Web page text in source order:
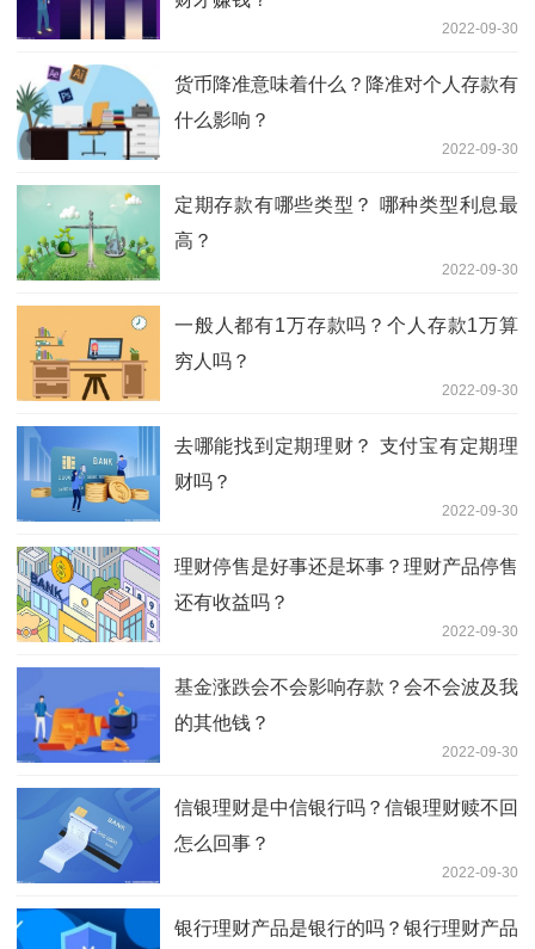
2022-09-30
货币降准意味着什么？降准对个人存款有
什么影响？
2022-09-30
定期存款有哪些类型？ 哪种类型利息最
高？
2022-09-30
一般人都有1万存款吗？个人存款1万算
穷人吗？
2022-09-30
去哪能找到定期理财？ 支付宝有定期理
财吗？
2022-09-30
理财停售是好事还是坏事？理财产品停售
还有收益吗？
2022-09-30
基金涨跌会不会影响存款？会不会波及我
的其他钱？
2022-09-30
信银理财是中信银行吗？信银理财赎不回
怎么回事？
2022-09-30
银行理财产品是银行的吗？银行理财产品